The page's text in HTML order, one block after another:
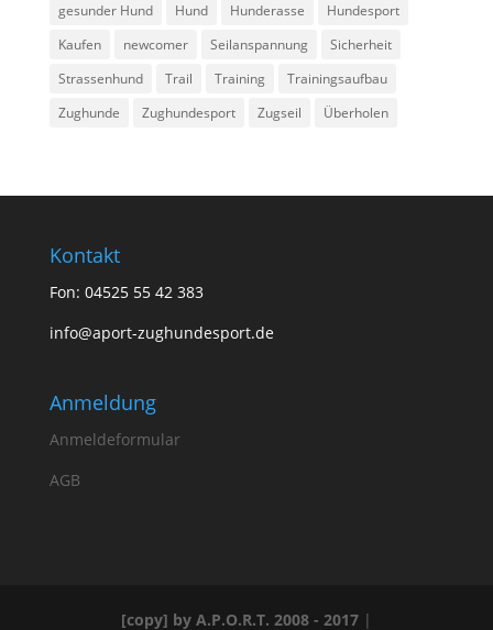
gesunder Hund
Hund Hunderasse
Hundesport
Kaufen
newcomer Seilanspannung
Sicherheit
Strassenhund
Trail Training
Trainingsaufbau
Zughunde
Zughundesport Zugseil Überholen
Kontakt
Fon: 04525 55 42 383
info@aport-zughundesport.de
Anmeldung
Anmeldeformular
AGB
[copy] by A.P.O.R.T. 2008 - 2017|